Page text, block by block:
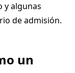
y algunas
de admisión.
un